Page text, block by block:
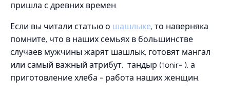
пришла с древних времен.
Если вы читали статью о шашлыке, то наверняка
помните, что в наших семьях в большинстве
случаев мужчины жарят шашлык, готовят мангал
или самый важный атрибут, тандыр (tonir- ), а
приготовление хлеба - работа наших женщин.